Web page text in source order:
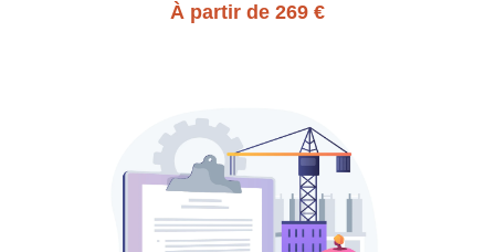
À partir de 269 €